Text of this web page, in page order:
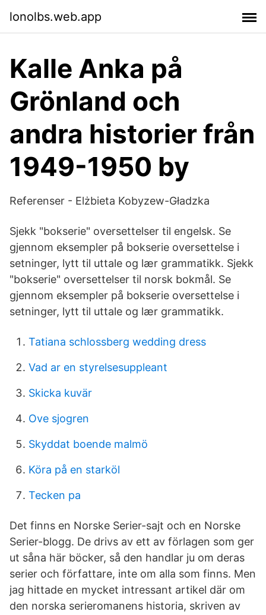
lonolbs.web.app
Kalle Anka på
Grönland och
andra historier från
1949-1950 by
Referenser - Elżbieta Kobyzew-Gładzka
Sjekk "bokserie" oversettelser til engelsk. Se
gjennom eksempler på bokserie oversettelse i
setninger, lytt til uttale og lær grammatikk. Sjekk
"bokserie" oversettelser til norsk bokmål. Se
gjennom eksempler på bokserie oversettelse i
setninger, lytt til uttale og lær grammatikk.
Tatiana schlossberg wedding dress
Vad ar en styrelsesuppleant
Skicka kuvär
Ove sjogren
Skyddat boende malmö
Köra på en starköl
Tecken pa
Det finns en Norske Serier-sajt och en Norske
Serier-blogg. De drivs av ett av förlagen som ger
ut såna här böcker, så den handlar ju om deras
serier och författare, inte om alla som finns. Men
jag hittade en mycket intressant artikel där om
den norska serieromanens historia, skriven av